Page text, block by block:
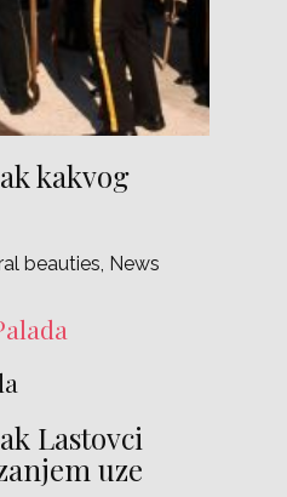
kakvog
beauties, News
Lastovci
uze